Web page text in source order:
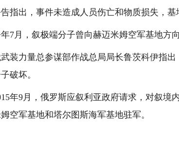
出，事件未造成人员伤亡和物质损失，基
月，叙极端分子曾向赫迈米姆空军基地方向
力量总参谋部作战总局局长鲁茨科伊指出
破坏。
9月，俄罗斯应叙利亚政府请求，对叙境内
空军基地和塔尔图斯海军基地驻军。